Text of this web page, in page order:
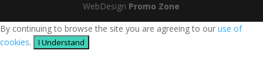
WebDesign Promo Zone
By continuing to browse the site you are agreeing to our use of
cookies. I Understand